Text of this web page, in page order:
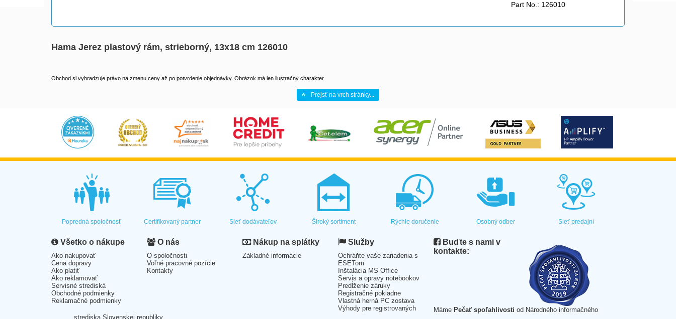
Part No.: 126010
Hama Jerez plastový rám, strieborný, 13x18 cm 126010
Obchod si vyhradzuje právo na zmenu ceny až po potvrdenie objednávky. Obrázok má len ilustračný charakter.
Prejsť na vrch stránky...
Popredná spoločnosť Certifikovaný partner Sieť dodávateľov Široký sortiment Rýchle doručenie Osobný odber Sieť predajní
Všetko o nákupe
Ako nakupovať
Cena dopravy
Ako platiť
Ako reklamovať
Servisné strediská
Obchodné podmienky
Reklamačné podmienky
O nás
O spoločnosti
Voľné pracovné pozície
Kontakty
Nákup na splátky
Základné informácie
Služby
Ochráňte vaše zariadenia s
ESETom
Inštalácia MS Office
Servis a opravy notebookov
Predĺženie záruky
Registračné pokladne
Vlastná herná PC zostava
Výhody pre registrovaných
Buďte s nami v
kontakte:
Máme Pečať spoľahlivosti od Národného informačného
strediska Slovenskej republiky